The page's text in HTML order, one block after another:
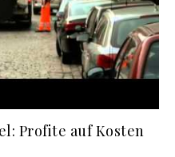
Profite auf Kosten